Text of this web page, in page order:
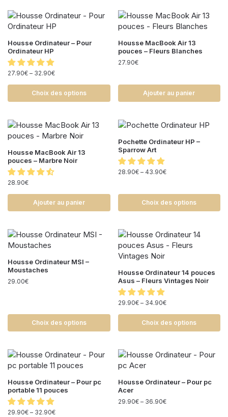
Housse Ordinateur – Pour
Ordinateur HP
27.90€ – 32.90€
Choix des options
Housse MacBook Air 13
pouces – Fleurs Blanches
27.90€
Ajouter au panier
Housse MacBook Air 13
pouces – Marbre Noir
28.90€
Ajouter au panier
Pochette Ordinateur HP –
Sparrow Art
28.90€– 43.90€
Choix des options
Housse Ordinateur MSI –
Moustaches
29.00€
Choix des options
Housse Ordinateur 14 pouces
Asus – Fleurs Vintages Noir
29.90€– 34.90€
Choix des options
Housse Ordinateur – Pour pc
portable 11 pouces
29.90€ – 32.90€
Housse Ordinateur – Pour pc
Acer
29.90€– 36.90€